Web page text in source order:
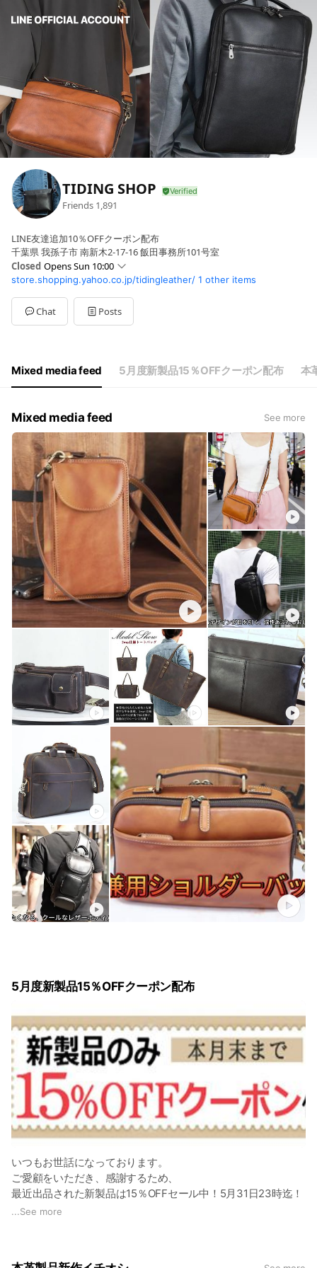
TIDING SHOP
Friends 1,891
LINE友達追加10％OFFクーポン配布
千葉県 我孫子市 南新木2-17-16 飯田事務所101号室
Closed Opens Sun 10:00
Sun10:00 - 17:00
Mon10:00 - 17:00
Tue10:00 - 17:00
Wed10:00 - 17:00
Sat
10:00 - 17:00
13時前のご注文即日発送します。
store.shopping.yahoo.co.jp/tidingleather/ 1 other items
Chat Posts
Mixed media feed 5月度新製品15％OFFクーポン配布 本
Mixed media feed See more
5月度新製品15％OFFクーポン配布
いつもお世話になっております。
ご愛顧をいただき、感謝するため、
最近出品された新製品は15％OFFセール中！5月31日23時迄！
店舗URL：
...See more